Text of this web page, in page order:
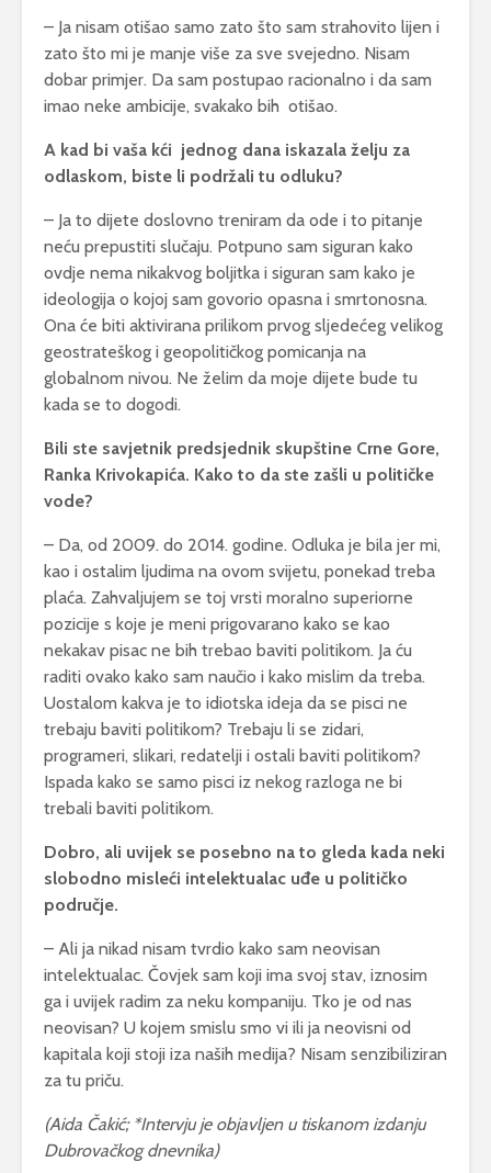
– Ja nisam otišao samo zato što sam strahovito lijen i
zato što mi je manje više za sve svejedno. Nisam
dobar primjer. Da sam postupao racionalno i da sam
imao neke ambicije, svakako bih otišao.
A kad bi vaša kći jednog dana iskazala želju za
odlaskom, biste li podržali tu odluku?
– Ja to dijete doslovno treniram da ode i to pitanje
neću prepustiti slučaju. Potpuno sam siguran kako
ovdje nema nikakvog boljitka i siguran sam kako je
ideologija o kojoj sam govorio opasna i smrtonosna.
Ona će biti aktivirana prilikom prvog sljedećeg velikog
geostrateškog i geopolitičkog pomicanja na
globalnom nivou. Ne želim da moje dijete bude tu
kada se to dogodi.
Bili ste savjetnik predsjednik skupštine Crne Gore,
Ranka Krivokapića. Kako to da ste zašli u političke
vode?
– Da, od 2009. do 2014. godine. Odluka je bila jer mi,
kao i ostalim ljudima na ovom svijetu, ponekad treba
plaća. Zahvaljujem se toj vrsti moralno superiorne
pozicije s koje je meni prigovarano kako se kao
nekakav pisac ne bih trebao baviti politikom. Ja ću
raditi ovako kako sam naučio i kako mislim da treba.
Uostalom kakva je to idiotska ideja da se pisci ne
trebaju baviti politikom? Trebaju li se zidari,
programeri, slikari, redatelji i ostali baviti politikom?
Ispada kako se samo pisci iz nekog razloga ne bi
trebali baviti politikom.
Dobro, ali uvijek se posebno na to gleda kada neki
slobodno misleći intelektualac uđe u političko
područje.
– Ali ja nikad nisam tvrdio kako sam neovisan
intelektualac. Čovjek sam koji ima svoj stav, iznosim
ga i uvijek radim za neku kompaniju. Tko je od nas
neovisan? U kojem smislu smo vi ili ja neovisni od
kapitala koji stoji iza naših medija? Nisam senzibiliziran
za tu priču.
(Aida Čakić; *Intervju je objavljen u tiskanom izdanju
Dubrovačkog dnevnika)